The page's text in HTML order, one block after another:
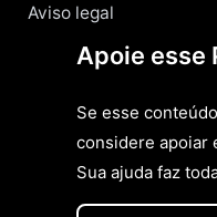
Aviso legal
Apoie esse
Se esse
considere apoiar
Sua ajuda faz